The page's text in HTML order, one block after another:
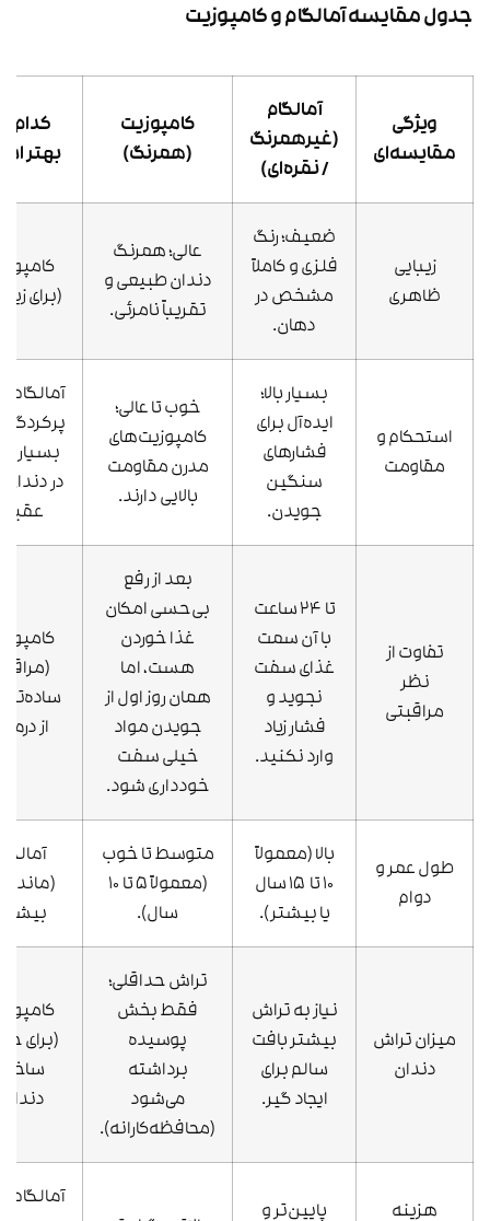
جدول مقایسه آمالگام و کامپوزیت
ویژگی
مقایسه‌ای
آمالگام
(غیرهمرنگ
/ نقره‌ای)
کامپوزیت
(همرنگ)
کدام
بهتر
زیبایی
ظاهری
ضعیف؛ رنگ
فلزی و کاملاً
مشخص در
دهان.
عالی؛ همرنگ
دندان طبیعی و
تقریباً نامرئی.
(برای
استحکام و
مقاومت
بسیار بالا؛
ایده‌آل برای
فشارهای
سنگین
جویدن.
خوب تا عالی؛
کامپوزیت‌های
مدرن مقاومت
بالایی دارند.
آمالگام
بسیار
در
تفاوت از
نظر
مراقبتی
تا ۲۴ ساعت
با آن سمت
غذای سفت
نجوید و
فشار زیاد
وارد نکنید.
بعد از رفع
بی‌حسی امکان
غذا خوردن
هست، اما
همان روز اول از
جویدن مواد
خیلی سفت
خودداری شود.
ساده‌تر
از
طول عمر و
دوام
بالا (معمولاً
۱۰ تا ۱۵ سال
یا بیشتر).
متوسط تا خوب
(معمولاً ۵ تا ۱۰
سال).
میزان تراش
دندان
نیاز به تراش
بیشتر بافت
سالم برای
ایجاد گیر.
تراش حداقلی؛
فقط بخش
پوسیده
برداشته
می‌شود
(محافظه‌کارانه).
(برای
هزینه
پایین‌تر و
آمالگام